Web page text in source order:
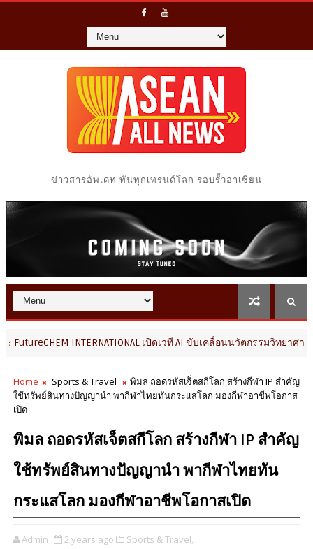
ข่าวสารอัพเดท ทันทุกเทรนด์โลก รอบรั้วอาเซียน
INTERNATIONAL เปิดเวที AI ขับเคลื่อนนวัตกรรมวิทยาศาสตร์และสุขภา
Home Sports & Travel
พิมล ถอดรหัสเจ็ตสกีโลก สร้างกีฬา IP สำคัญ
ใช้ทรัพย์สินทางปัญญานำ พากีฬาไทยทันกระแสโลก มองกีฬาอาชีพโอกาส
เปิด
พิมล ถอดรหัสเจ็ตสกีโลก สร้างกีฬา IP สำคัญ
ใช้ทรัพย์สินทางปัญญานำ พากีฬาไทยทัน
กระแสโลก มองกีฬาอาชีพโอกาสเปิด
Admin 2 years ago Sports & Travel,